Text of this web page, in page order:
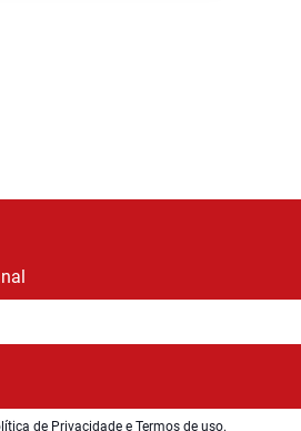
de Privacidade e Termos de uso.